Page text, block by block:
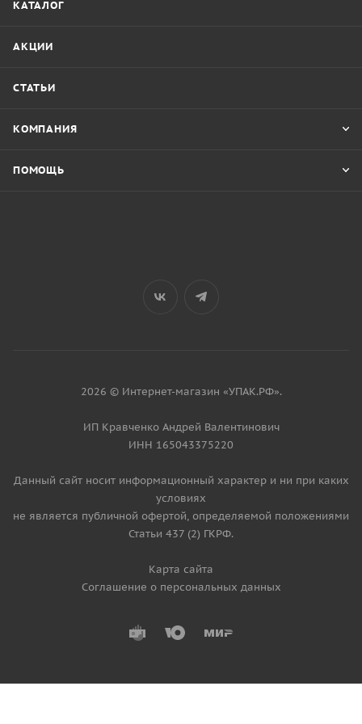
КАТАЛОГ
АКЦИИ
СТАТЬИ
КОМПАНИЯ
ПОМОЩЬ
2026 © Интернет-магазин «УПАК.РФ».
ИП Кравченко Андрей Валентинович
ИНН 165043375220
Данный сайт носит информационный характер и ни при каких
условиях
не является публичной офертой, определяемой положениями
Статьи 437 (2) ГКРФ.
Карта сайта
Соглашение о персональных данных